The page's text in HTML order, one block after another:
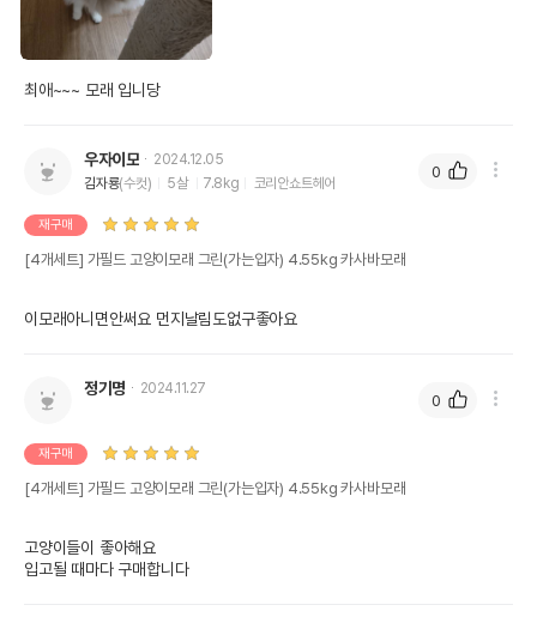
최애~~~ 모래 입니당
우자이모
2024.12.05
김자룡(수컷) 5살 7.8kg 코리안쇼트헤어
재구매
[4개세트] 가필드 고양이모래 그린(가는입자) 4.55kg 카사바모래
이모래아니면안써요 먼지날림도없구좋아요
0
정기명 2024.11.27
재구매
[4개세트] 가필드 고양이모래 그린(가는입자) 4.55kg 카사바모래
고양이들이 좋아해요
입고될 때마다 구매합니다
0